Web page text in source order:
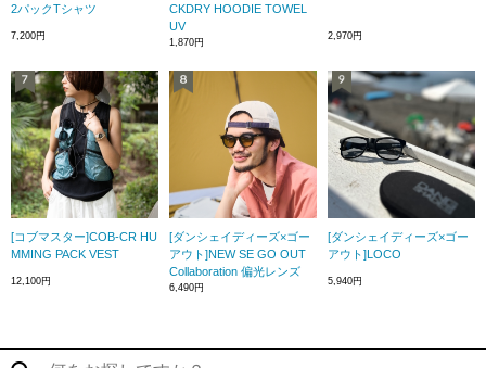
2パックTシャツ
7,200円
CKDRY HOODIE TOWEL
UV
1,870円
2,970円
[コブマスター]COB-CR HU
MMING PACK VEST
12,100円
[ダンシェイディーズ×ゴー
アウト]NEW SE GO OUT
Collaboration 偏光レンズ
6,490円
[ダンシェイディーズ×ゴー
アウト]LOCO
5,940円